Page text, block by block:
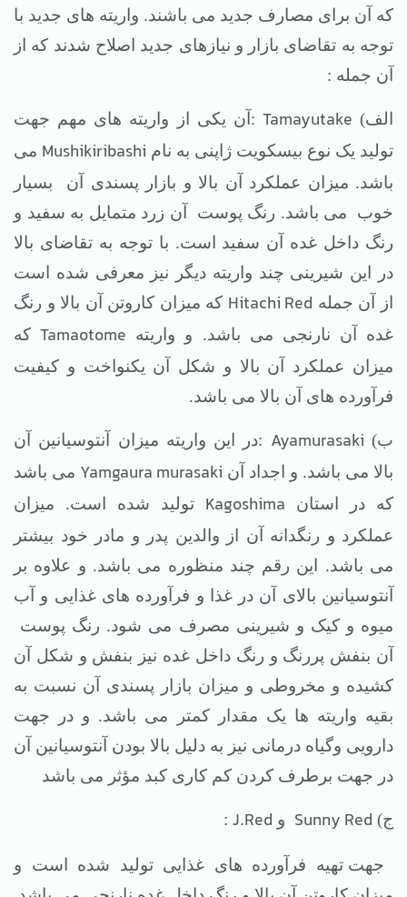
که آن برای مصارف جدید می باشند. واریته های جدید با
توجه به تقاضای بازار و نیازهای جدید اصلاح شدند که از
آن جمله :
الف)Tamayutake:آن یکی از واریته های مهم جهت
تولید یک نوع بیسکویت ژاپنی به نامMushikiribashiمی
باشد. میزان عملکرد آن بالا و بازار پسندی آن
بسیار
خوب
می باشد. رنگ پوست
آن زرد متمایل به سفید و
رنگ داخل غده آن سفید است. با توجه به تقاضای بالا
در این شیرینی چند واریته دیگر نیز معرفی شده است
از آن جملهHitachi Redکه میزان کاروتن آن بالا و رنگ
غده آن نارنجی می باشد. و واریته Tamaotomeکه
میزان عملکرد آن بالا و شکل آن یکنواخت و کیفیت
فرآورده های آن بالا می باشد.
ب)Ayamurasaki:در این واریته میزان آنتوسیانین آن
بالا می باشد. و اجداد آنYamgaura murasakiمی باشد
که در استان
Kagoshimaتولید شده است. میزان
عملکرد و رنگدانه آن از والدین پدر و مادر خود بیشتر
می باشد. این رقم چند منظوره می باشد. و علاوه بر
آنتوسیانین بالای آن در غذا و فرآورده های غذایی و آب
میوه و کیک و شیرینی مصرف می شود. رنگ پوست
آن بنفش پررنگ و رنگ داخل غده نیز بنفش و شکل آن
کشیده و مخروطی و میزان بازار پسندی آن نسبت به
بقیه واریته ها یک مقدار کمتر می باشد. و در جهت
دارویی وگیاه درمانی نیز به دلیل بالا بودن آنتوسیانین آن
در جهت برطرف کردن کم کاری کبد مؤثر می باشد
ج)Sunny Red وJ.Red
:
جهت تهیه فرآورده های غذایی تولید شده است و